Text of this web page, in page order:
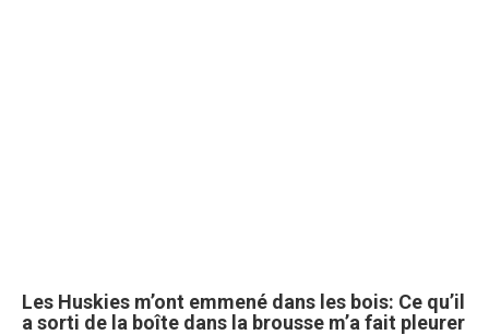
Les Huskies m’ont emmené dans les bois: Ce qu’il
a sorti de la boîte dans la brousse m’a fait pleurer